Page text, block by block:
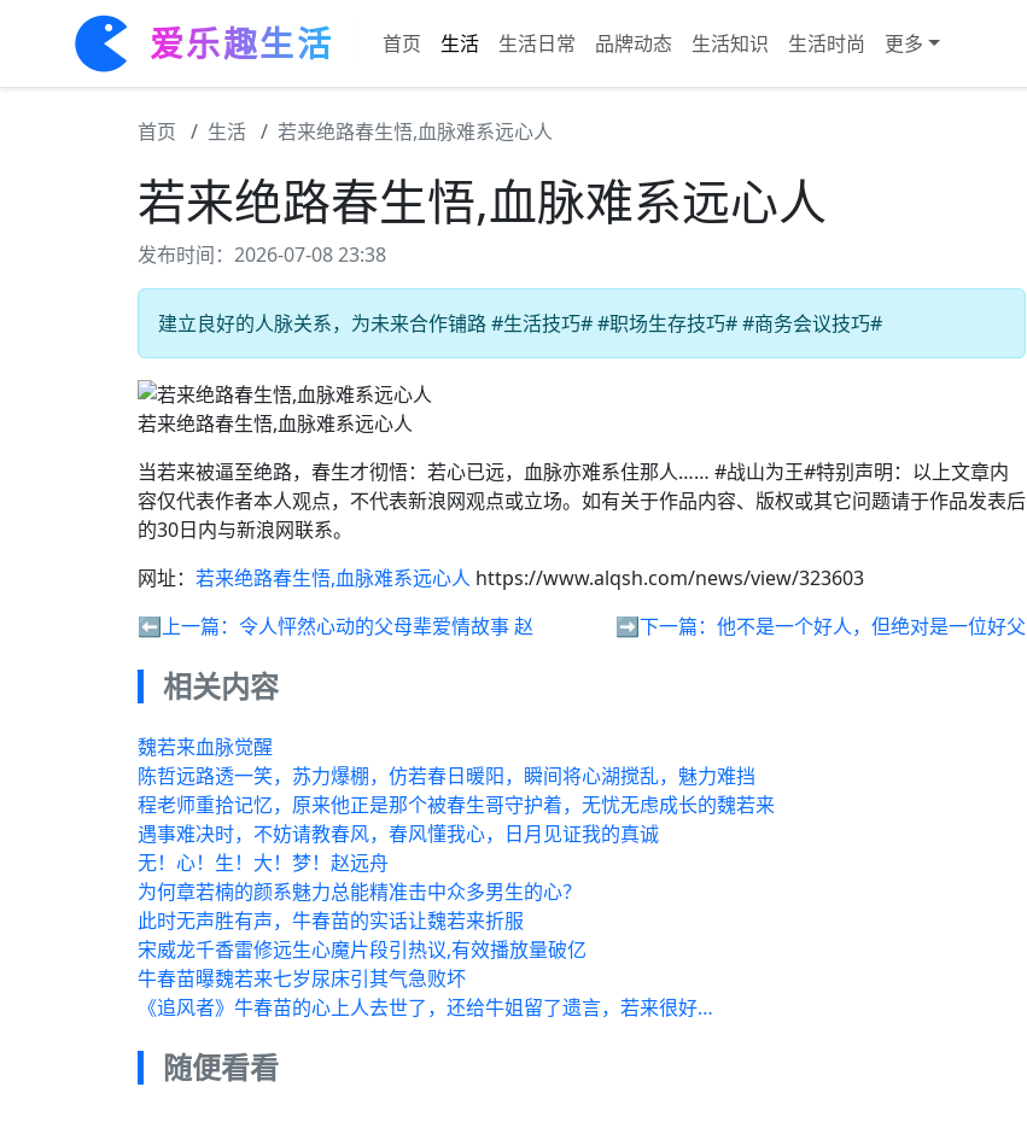
爱乐趣生活 首页 生活 生活日常 品牌动态 生活知识 生活时尚 更多
首页 生活 若来绝路春生悟,血脉难系远心人
若来绝路春生悟,血脉难系远心人
发布时间：2026-07-08 23:38
建立良好的人脉关系，为未来合作铺路 #生活技巧# #职场生存技巧# #商务会议技巧#
若来绝路春生悟,血脉难系远心人
当若来被逼至绝路，春生才彻悟：若心已远，血脉亦难系住那人…… #战山为王#特别声明：以上文章内
容仅代表作者本人观点，不代表新浪网观点或立场。如有关于作品内容、版权或其它问题请于作品发表后
的30日内与新浪网联系。
网址： 若来绝路春生悟,血脉难系远心人 https://www.alqsh.com/news/view/323603
⬅️上一篇： 令人怦然心动的父母辈爱情故事 赵 ➡️下一篇： 他不是一个好人，但绝对是一位好父
相关内容
魏若来血脉觉醒
陈哲远路透一笑，苏力爆棚，仿若春日暖阳，瞬间将心湖搅乱，魅力难挡
程老师重拾记忆，原来他正是那个被春生哥守护着，无忧无虑成长的魏若来
遇事难决时，不妨请教春风，春风懂我心，日月见证我的真诚
无！心！生！大！梦！赵远舟
为何章若楠的颜系魅力总能精准击中众多男生的心？
此时无声胜有声，牛春苗的实话让魏若来折服
宋威龙千香雷修远生心魔片段引热议,有效播放量破亿
牛春苗曝魏若来七岁尿床引其气急败坏
《追风者》牛春苗的心上人去世了，还给牛姐留了遗言，若来很好…
随便看看